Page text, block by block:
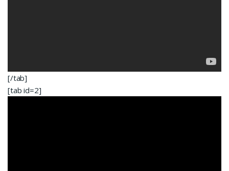
[/tab]
[tab id=2]